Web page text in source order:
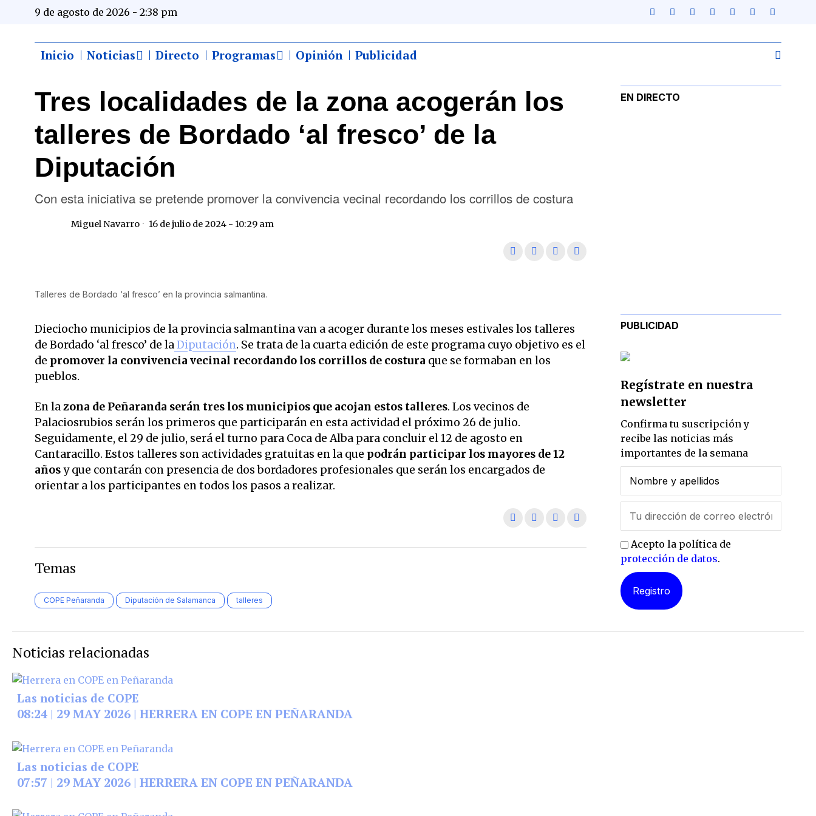
9 de agosto de 2026 - 2:38 pm
Inicio Noticias Directo Programas Opinión Publicidad
Tres localidades de la zona acogerán los
talleres de Bordado ‘al fresco’ de la
Diputación
Con esta iniciativa se pretende promover la convivencia vecinal recordando los corrillos de costura
Miguel Navarro 16 de julio de 2024 - 10:29 am
Talleres de Bordado ‘al fresco’ en la provincia salmantina.
Dieciocho municipios de la provincia salmantina van a acoger durante los meses estivales los talleres
de Bordado ‘al fresco’ de laDiputación. Se trata de la cuarta edición de este programa cuyo objetivo es el
de promover la convivencia vecinal recordando los corrillos de costura que se formaban en los
pueblos.
En lazona de Peñaranda serán tres los municipios que acojan estos talleres. Los vecinos de
Palaciosrubios serán los primeros que participarán en esta actividad el próximo 26 de julio.
Seguidamente, el 29 de julio, será el turno para Coca de Alba para concluir el 12 de agosto en
Cantaracillo. Estos talleres son actividades gratuitas en la que podrán participar los mayores de 12
añosy que contarán con presencia de dos bordadores profesionales que serán los encargados de
orientar a los participantes en todos los pasos a realizar.
Temas
COPE Peñaranda Diputación de Salamanca talleres
EN DIRECTO
PUBLICIDAD
Regístrate en nuestra
newsletter
Confirma tu suscripción y
recibe las noticias más
importantes de la semana
Acepto la política de
protección de datos.
Noticias relacionadas
Las noticias de COPE
08:24 | 29 MAY 2026 | HERRERA EN COPE EN PEÑARANDA
Las noticias de COPE
07:57 | 29 MAY 2026 | HERRERA EN COPE EN PEÑARANDA